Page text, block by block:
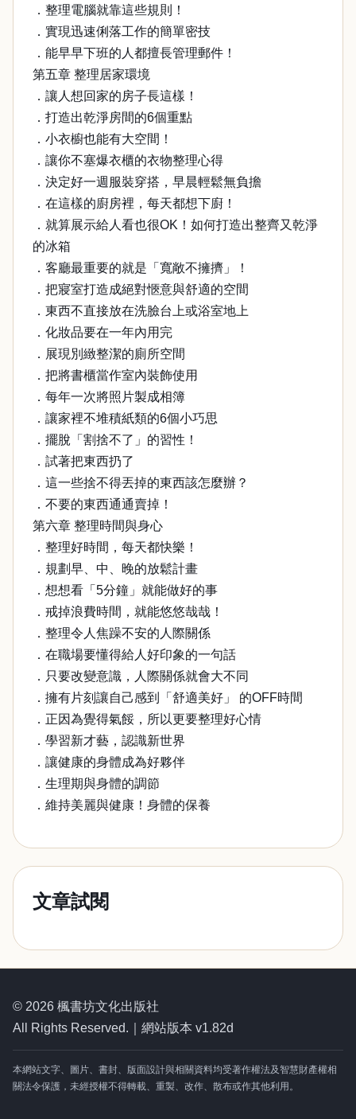
．整理電腦就靠這些規則！
．實現迅速俐落工作的簡單密技
．能早早下班的人都擅長管理郵件！
第五章 整理居家環境
．讓人想回家的房子長這樣！
．打造出乾淨房間的6個重點
．小衣櫥也能有大空間！
．讓你不塞爆衣櫃的衣物整理心得
．決定好一週服裝穿搭，早晨輕鬆無負擔
．在這樣的廚房裡，每天都想下廚！
．就算展示給人看也很OK！如何打造出整齊又乾淨
的冰箱
．客廳最重要的就是「寬敞不擁擠」！
．把寢室打造成絕對愜意與舒適的空間
．東西不直接放在洗臉台上或浴室地上
．化妝品要在一年內用完
．展現別緻整潔的廁所空間
．把將書櫃當作室內裝飾使用
．每年一次將照片製成相簿
．讓家裡不堆積紙類的6個小巧思
．擺脫「割捨不了」的習性！
．試著把東西扔了
．這一些捨不得丟掉的東西該怎麼辦？
．不要的東西通通賣掉！
第六章 整理時間與身心
．整理好時間，每天都快樂！
．規劃早、中、晚的放鬆計畫
．想想看「5分鐘」就能做好的事
．戒掉浪費時間，就能悠悠哉哉！
．整理令人焦躁不安的人際關係
．在職場要懂得給人好印象的一句話
．只要改變意識，人際關係就會大不同
．擁有片刻讓自己感到「舒適美好」 的OFF時間
．正因為覺得氣餒，所以更要整理好心情
．學習新才藝，認識新世界
．讓健康的身體成為好夥伴
．生理期與身體的調節
．維持美麗與健康！身體的保養
文章試閱
© 2026 楓書坊文化出版社
All Rights Reserved.｜網站版本 v1.82d
本網站文字、圖片、書封、版面設計與相關資料均受著作權法及智慧財產權相
關法令保護，未經授權不得轉載、重製、改作、散布或作其他利用。